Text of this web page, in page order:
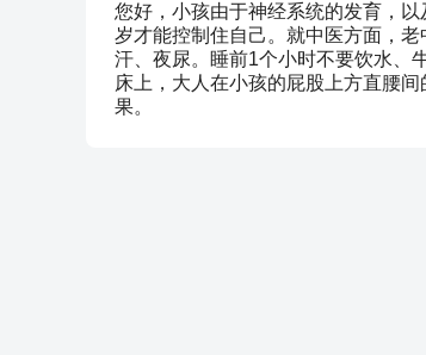
您好，小孩由于神经系统的发育，
岁才能控制住自己。就中医方面，
汗、夜尿。睡前1个小时不要饮水、
床上，大人在小孩的屁股上方直腰
果。